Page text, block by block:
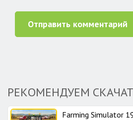
Отправить комментарий
РЕКОМЕНДУЕМ
Farming Simulator